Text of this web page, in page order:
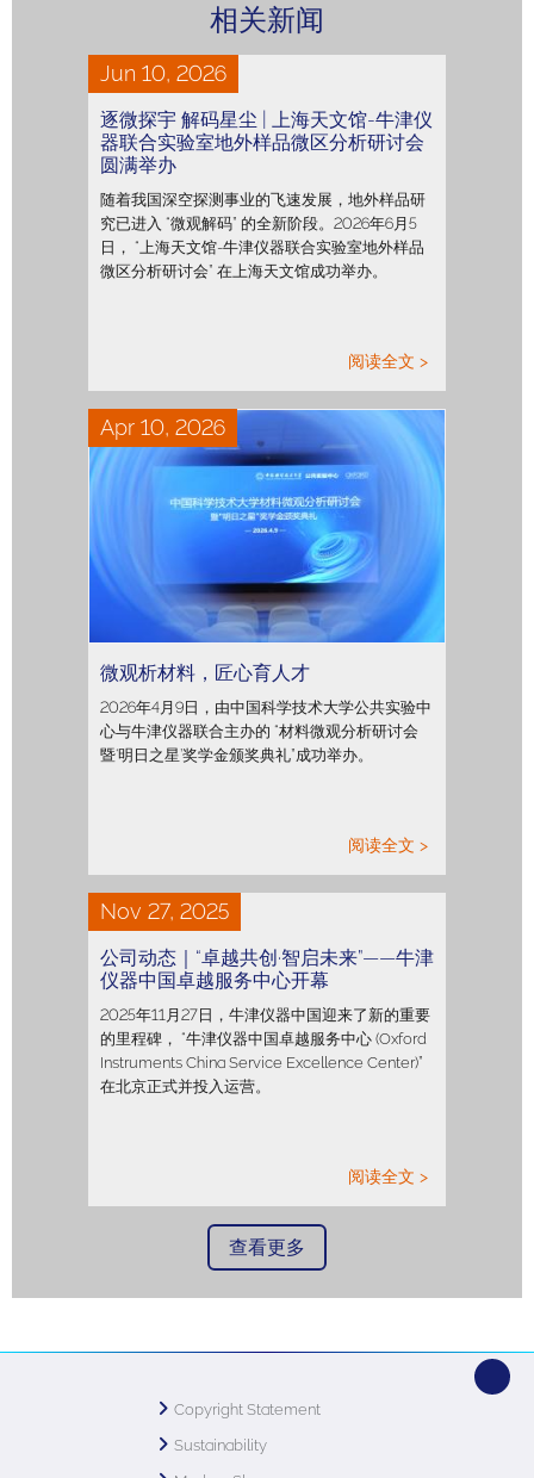
相关新闻
Jun 10, 2026
逐微探宇 解码星尘 | 上海天文馆-牛津仪
器联合实验室地外样品微区分析研讨会
圆满举办
随着我国深空探测事业的飞速发展，地外样品研
究已进入 “微观解码” 的全新阶段。2026年6月5
日， “上海天文馆-牛津仪器联合实验室地外样品
微区分析研讨会” 在上海天文馆成功举办。
阅读全文 >
Apr 10, 2026
微观析材料，匠心育人才
2026年4月9日，由中国科学技术大学公共实验中
心与牛津仪器联合主办的 “材料微观分析研讨会
暨‘明日之星’奖学金颁奖典礼”成功举办。
阅读全文 >
Nov 27, 2025
公司动态｜“卓越共创·智启未来”——牛津
仪器中国卓越服务中心开幕
2025年11月27日，牛津仪器中国迎来了新的重要
的里程碑， “牛津仪器中国卓越服务中心 (Oxford
Instruments China Service Excellence Center)”
在北京正式并投入运营。
阅读全文 >
查看更多
Copyright Statement
Sustainability